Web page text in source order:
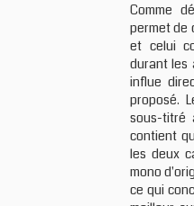
Comme
permet de
et celui
durant les
influe
proposé.
sous-titré
contient
les deux
mono
ce qui